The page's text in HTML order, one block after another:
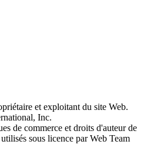
et exploitant du site Web.
Inc.
de commerce et droits d'auteur de
sous licence par Web Team